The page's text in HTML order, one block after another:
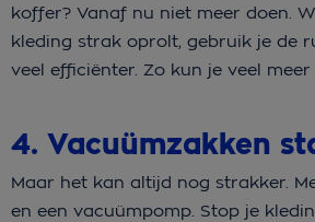
koffer? Vanaf nu niet meer doen.
kleding strak oprolt, gebruik je de
veel efficiënter. Zo kun je veel meer
4. Vacuümzakken
Maar het kan altijd nog strakker.
en een vacuümpomp. Stop je